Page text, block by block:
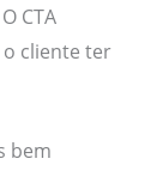
CTA
cliente ter
bem